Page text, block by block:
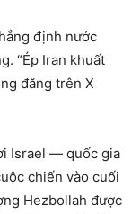
định nước
“Ép Iran khuất
đăng trên X
Israel — quốc gia
chiến vào cuối
Hezbollah được